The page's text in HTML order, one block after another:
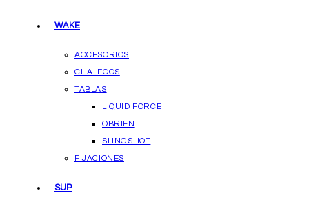
WAKE
ACCESORIOS
CHALECOS
TABLAS
LIQUID FORCE
OBRIEN
SLINGSHOT
FIJACIONES
SUP